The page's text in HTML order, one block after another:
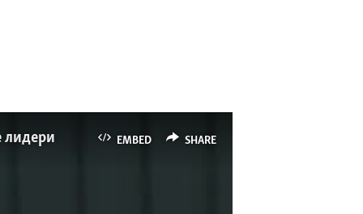
EMBED SHARE
лидери